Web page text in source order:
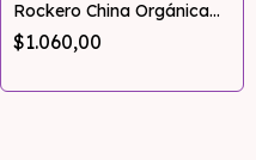
Rockero China Orgánica
250gr
$1.060,00